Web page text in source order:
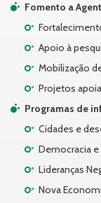
Fomento a
Apoio à
Mobilização
Projetos
Programas de
Cidades e
Democracia e
Lideranças
Nova